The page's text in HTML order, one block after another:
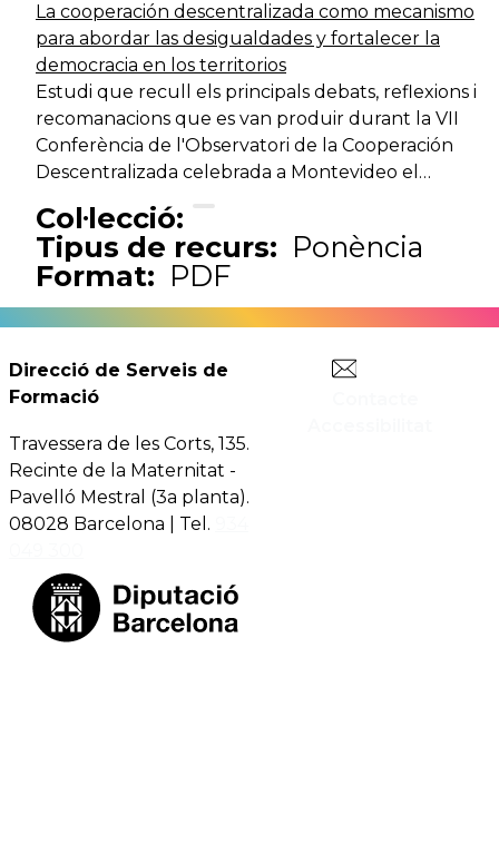
La cooperación descentralizada como mecanismo
para abordar las desigualdades y fortalecer la
democracia en los territorios
Estudi que recull els principals debats, reflexions i
recomanacions que es van produir durant la VII
Conferència de l'Observatori de la Cooperación
Descentralizada celebrada a Montevideo el…
Col·lecció:
Tipus de recurs: Ponència
Format: PDF
Direcció de Serveis de
Formació
Travessera de les Corts, 135.
Recinte de la Maternitat -
Pavelló Mestral (3a planta).
08028 Barcelona | Tel.